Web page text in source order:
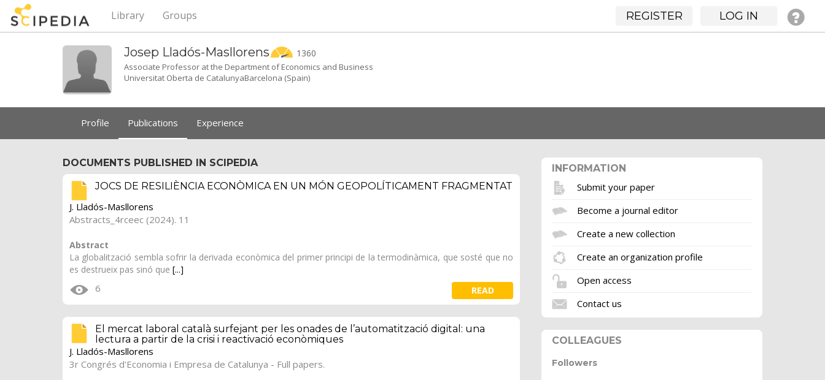
REGISTER LOG IN
Library Groups
Josep Lladós-Masllorens 1360
Associate Professor at the Department of Economics and Business
Universitat Oberta de CatalunyaBarcelona (Spain)
Profile Publications Experience
DOCUMENTS PUBLISHED IN SCIPEDIA
JOCS DE RESILIÈNCIA ECONÒMICA EN UN MÓN GEOPOLÍTICAMENT FRAGMENTAT
J. Lladós-Masllorens
Abstracts_4rceec (2024). 11
Abstract
La globalització sembla sofrir la derivada econòmica del primer principi de la termodinàmica, que sosté que no
es destrueix pas sinó que [...]
6 READ
El mercat laboral català surfejant per les onades de l’automatització digital: una
lectura a partir de la crisi i reactivació econòmiques
J. Lladós-Masllorens
3r Congrés d'Economia i Empresa de Catalunya - Full papers.
INFORMATION
Submit your paper
Become a journal editor
Create a new collection
Create an organization profile
Open access
Contact us
COLLEAGUES
Followers